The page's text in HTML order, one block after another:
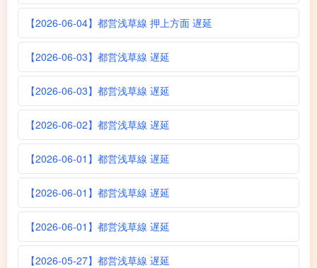
【2026-06-04】都営浅草線 押上方面 遅延
【2026-06-03】都営浅草線 遅延
【2026-06-03】都営浅草線 遅延
【2026-06-02】都営浅草線 遅延
【2026-06-01】都営浅草線 遅延
【2026-06-01】都営浅草線 遅延
【2026-06-01】都営浅草線 遅延
【2026-05-27】都営浅草線 遅延